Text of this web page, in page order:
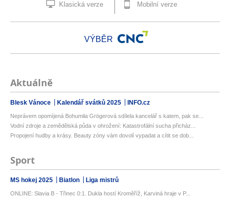
Klasická verze Mobilní verze
VÝBĚR
Aktuálně
Blesk Vánoce Kalendář svátků 2025 INFO.cz
Neprávem opomíjená Bohumila Grögerová sdílela kancelář s katem, pak se...
Vodní zdroje a zemědělská půda v ohrožení: Katastrofální sucha přicház...
Propojení hudby a krásy. Beauty zóny vám dovolí vypadat a cítit se dob...
Sport
MS hokej 2025 Biatlon Liga mistrů
ONLINE: Slavia B - Třinec 0:1. Dukla hostí Kroměříž, Karviná hraje v P...